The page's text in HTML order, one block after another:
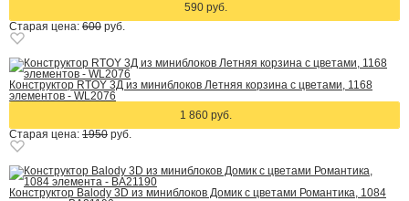
590 руб.
Старая цена: 600 руб.
Конструктор RTOY 3Д из миниблоков Летняя корзина с цветами, 1168
элементов - WL2076
1 860 руб.
Старая цена: 1950 руб.
Конструктор Balody 3D из миниблоков Домик с цветами Романтика, 1084